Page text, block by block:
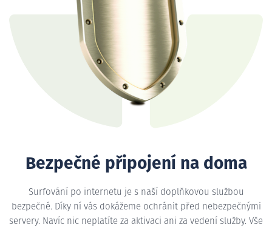
Bezpečné připojení na doma
Surfování po internetu je s naší doplňkovou službou
bezpečné. Díky ní vás dokážeme ochránit před nebezpečnými
servery. Navíc nic neplatíte za aktivaci ani za vedení služby. Vše